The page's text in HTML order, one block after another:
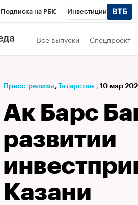
Подписка на РБК Инвестиции
РБК Вино
Проверка контрагентов Политика
Все выпуски Спецпроект
Пресс-релизы⁠, Татарстан , 10 мар
Ак Барс
развитии
Казани